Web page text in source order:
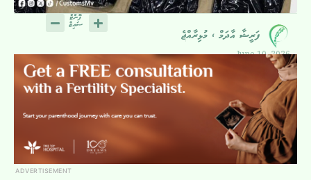
ފަރީޝާ އާދަމް ، މުޅިރާއްޖެ
June 10, 2026
ADVERTISEMENT